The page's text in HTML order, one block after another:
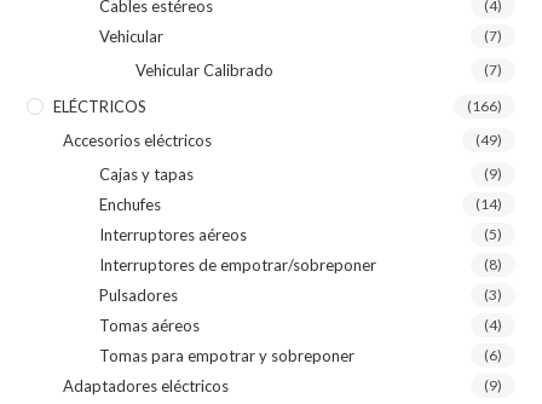
Cables estéreos (4)
Vehicular (7)
Vehicular Calibrado (7)
ELÉCTRICOS (166)
Accesorios eléctricos (49)
Cajas y tapas (9)
Enchufes (14)
Interruptores aéreos (5)
Interruptores de empotrar/sobreponer (8)
Pulsadores (3)
Tomas aéreos (4)
Tomas para empotrar y sobreponer (6)
Adaptadores eléctricos (9)